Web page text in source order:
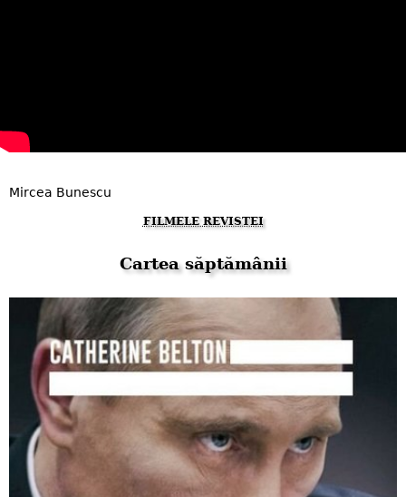
Mircea Bunescu
FILMELE REVISTEI
Cartea săptămânii